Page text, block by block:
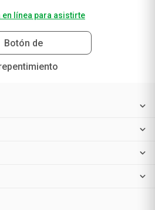
en línea para asistirte
Botón de